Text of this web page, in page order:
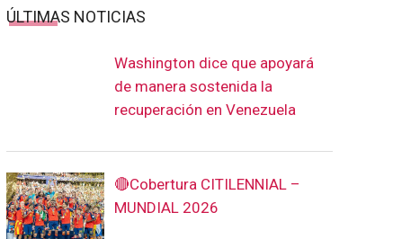
ÚLTIMAS NOTICIAS
Washington dice que apoyará
de manera sostenida la
recuperación en Venezuela
🔴Cobertura CITILENNIAL –
MUNDIAL 2026